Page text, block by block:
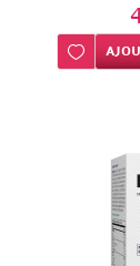
Ajouter à